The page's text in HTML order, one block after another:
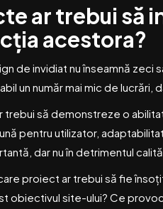
ar trebui să
acestora?
de invidiat nu înseamnă
un număr mai mic de lucrări,
trebui să demonstreze o
pentru utilizator,
dar nu în detrimentul
proiect ar trebui să fie
obiectivul site-ului? Ce